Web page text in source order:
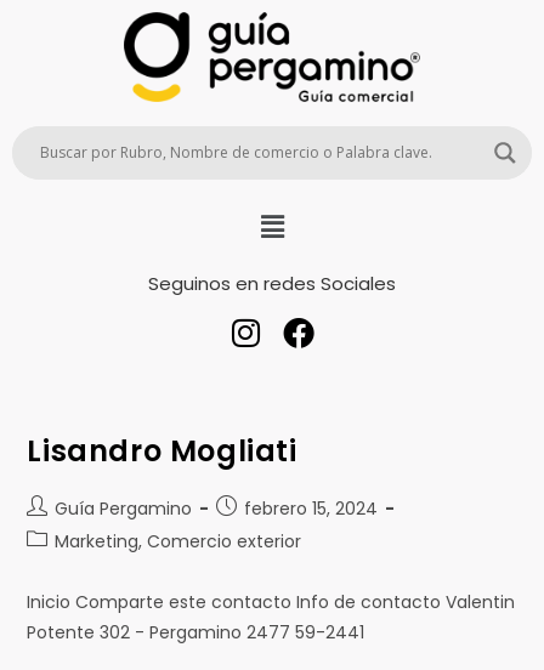
Seguinos en redes Sociales
Lisandro Mogliati
Guía Pergamino
febrero 15, 2024
Marketing, Comercio exterior
Inicio Comparte este contacto Info de contacto Valentin
Potente 302 - Pergamino 2477 59-2441